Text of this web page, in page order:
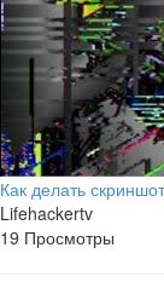
Как делать
Lifehackertv
19 Просмотры